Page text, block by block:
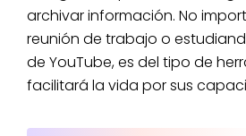
archivar información. No
reunión de trabajo o
de YouTube, es del tipo de
facilitará la vida por sus